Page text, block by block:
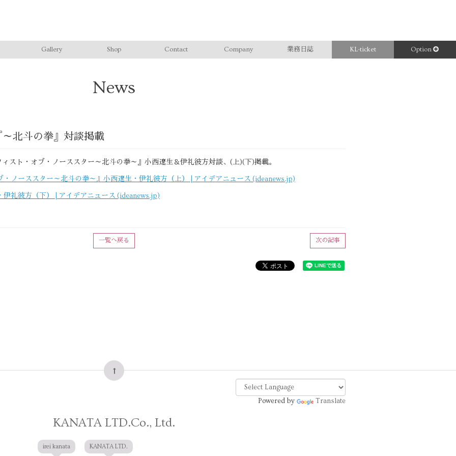
Gallery Shop Contact Company 業務日誌 KL-ticket Option
News
北斗の拳』対談掲載
スト・オブ・ノーススター～北斗の拳～』小西遼生＆伊礼彼方対談、(上)(下)掲載。
ノーススター～北斗の拳～』小西遼生・伊礼彼方（上） | アイデアニュース (ideanews.jp)
礼彼方（下） | アイデアニュース (ideanews.jp)
次の記事
一覧へ戻る
Powered by Translate
KANATA LTD.Co., Ltd.
irei kanata KANATA LTD.